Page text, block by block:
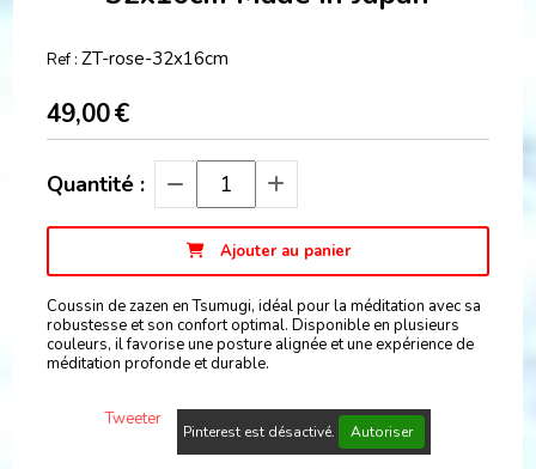
Ref : ZT-rose-32x16cm
49,00€
Quantité :
Ajouter au panier
Coussin de zazen en Tsumugi, idéal pour la méditation avec sa
robustesse et son confort optimal. Disponible en plusieurs
couleurs, il favorise une posture alignée et une expérience de
méditation profonde et durable.
Tweeter
Pinterest est désactivé. Autoriser